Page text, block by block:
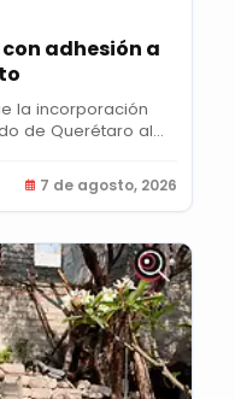
adhesión a
la incorporación
de Querétaro al...
7 de agosto, 2026